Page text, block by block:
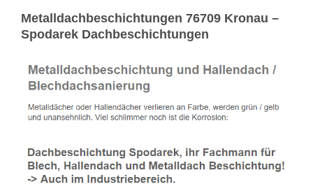
Metalldachbeschichtungen 76709 Kronau –
Spodarek Dachbeschichtungen